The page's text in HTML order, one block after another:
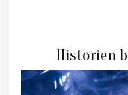
Historien